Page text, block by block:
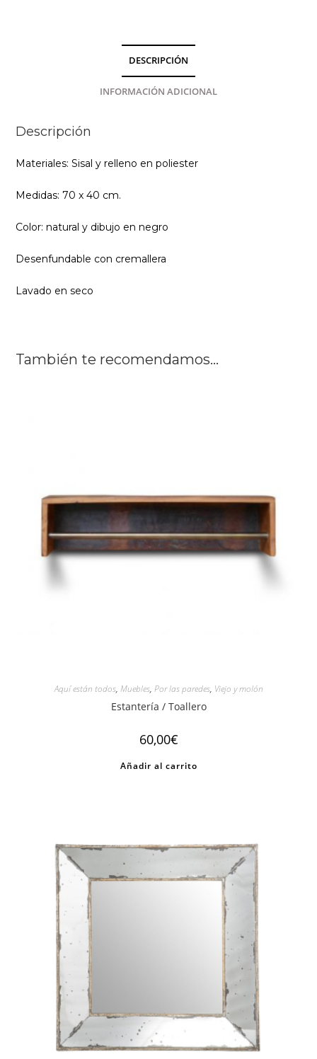
DESCRIPCIÓN
INFORMACIÓN ADICIONAL
Descripción
Materiales: Sisal y relleno en poliester
Medidas: 70 x 40 cm.
Color: natural y dibujo en negro
Desenfundable con cremallera
Lavado en seco
También te recomendamos…
Aquí están todos, Muebles, Por las paredes, Viejo y molón
Estantería / Toallero
60,00€
Añadir al carrito